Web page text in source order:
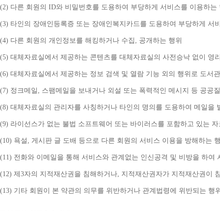
(2) 다른 회원의 ID와 비밀번호를 도용하여 부당하게 서비스를 이용하는
(3) 타인의 장애인등록증 또는 장애인복지카드를 도용하여 부당하게 서
(4) 다른 회원의 개인정보를 해킹하거나 수집 , 공개하는 행위
(5) 대체자료실에서 제공하는 콘텐츠를 대체자료실의 사전승낙 없이 영
(6) 대체자료실에서 제공하는 정보 검색 및 열람 기능 외의 행위로 도서
(7) 정크메일 , 스팸메일을 보내거나 외설 또는 폭력적인 메시지 등 공공
(8) 대체자료실의 관리자를 사칭하거나 타인의 명의를 도용하여 메일을
(9) 라이선스가 없는 불법 소프트웨어 또는 바이러스를 포함하고 있는
(10) 욕설 , 게시판 글 도배 등으로 다른 회원의 서비스 이용을 방해하는
(11) 전화와 이메일을 통해 서비스와 관계없는 인신공격 및 비방을 하여
(12) 제 3자의 지적재산권을 침해하거나, 지적재산권자가 지적재산권이
(13) 기타 회원이 본 약관의 의무를 위반하거나 관계법령에 위반되는 행